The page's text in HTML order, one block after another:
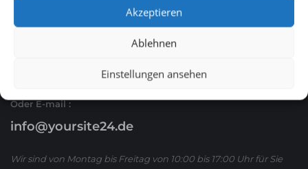
Akzeptieren
Ablehnen
Einstellungen ansehen
oder schreiben Sie uns über WhatsApp:
01590/ 8 63 65 63
Oder E-mail :
info@yoursite24.de
Wir sind von Montag bis Freitag von 10:00 bis 17:00 Uhr für Sie